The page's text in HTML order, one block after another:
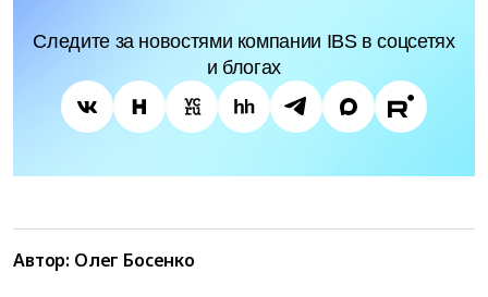
Следите за новостями компании IBS в соцсетях
и блогах
Автор: Олег Босенко